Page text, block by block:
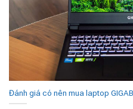
Đánh giá có nên mua laptop